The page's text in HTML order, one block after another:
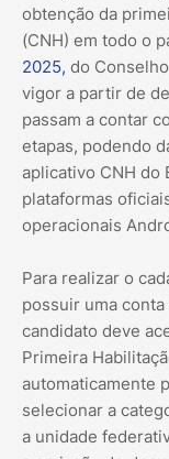
obtenção da
(CNH) em todo o
2025, do
vigor a partir de
passam a contar
etapas, podendo
aplicativo CNH do
plataformas
operacionais
Para realizar o
possuir uma
candidato deve
Primeira
automaticamente
selecionar a
a unidade